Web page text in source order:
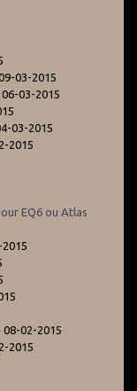
03-2015
06-03-2015
03-2015
2015
EQ6 ou Atlas
08-02-2015
2015